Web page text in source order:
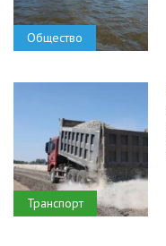
Общество
Транспорт